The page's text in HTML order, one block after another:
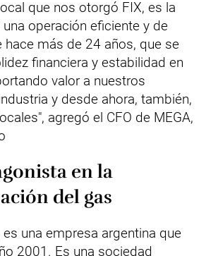
que nos otorgó FIX, es la
operación eficiente y de
hace más de 24 años, que se
financiera y estabilidad en
valor a nuestros
y desde ahora, también,
agregó el CFO de MEGA,
en la
del gas
una empresa argentina que
2001. Es una sociedad